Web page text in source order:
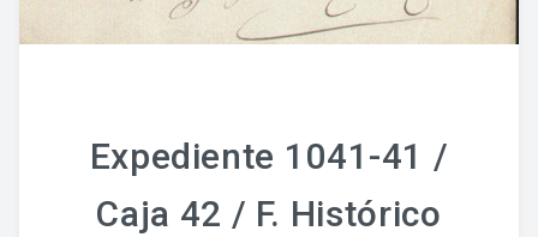
Expediente 1041-41 /
Caja 42 / F. Histórico